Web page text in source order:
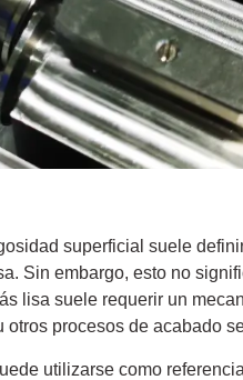
superficial suele
Sin embargo, esto no
lisa suele requerir un
procesos de acabado
utilizarse como